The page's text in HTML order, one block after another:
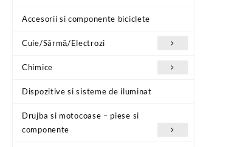
Accesorii si componente biciclete
Cuie/Sârmă/Electrozi
Chimice
Dispozitive si sisteme de iluminat
Drujba si motocoase – piese si
componente